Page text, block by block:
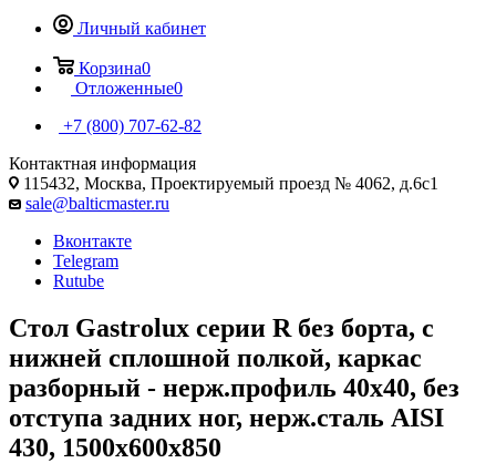
Личный кабинет
Корзина0
Отложенные0
+7 (800) 707-62-82
Контактная информация
115432, Москва, Проектируемый проезд № 4062, д.6с1
sale@balticmaster.ru
Вконтакте
Telegram
Rutube
Стол Gastroluх серии R без борта, с
нижней сплошной полкой, каркас
разборный - нерж.профиль 40х40, без
отступа задних ног, нерж.сталь AISI
430, 1500х600х850